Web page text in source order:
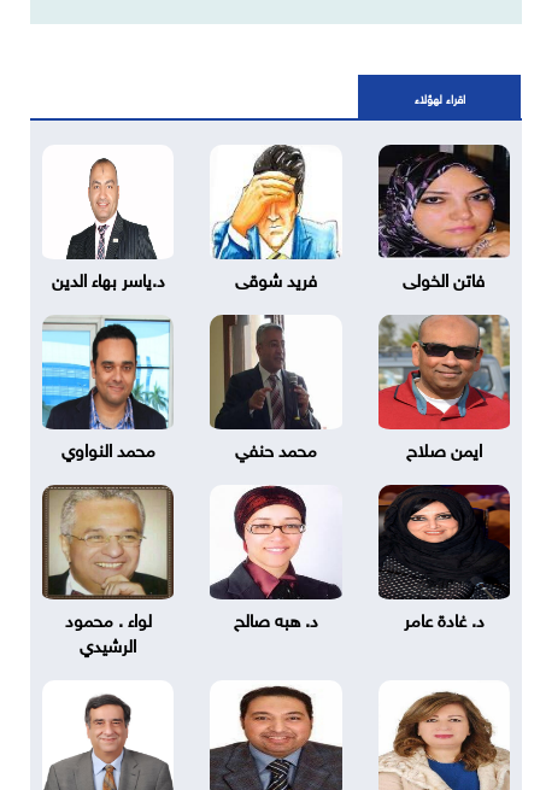
اقراء لهؤلاء
فاتن الخولى فريد شوقى د.ياسر بهاء الدين
ايمن صلاح محمد حنفي محمد النواوي
د. غادة عامر د. هبه صالح
لواء . محمود
الرشيدي